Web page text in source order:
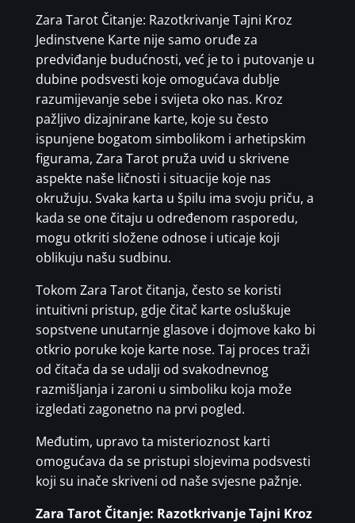
Zara Tarot Čitanje: Razotkrivanje Tajni Kroz
Jedinstvene Karte nije samo oruđe za
predviđanje budućnosti, već je to i putovanje u
dubine podsvesti koje omogućava dublje
razumijevanje sebe i svijeta oko nas. Kroz
pažljivo dizajnirane karte, koje su često
ispunjene bogatom simbolikom i arhetipskim
figurama, Zara Tarot pruža uvid u skrivene
aspekte naše ličnosti i situacije koje nas
okružuju. Svaka karta u špilu ima svoju priču, a
kada se one čitaju u određenom rasporedu,
mogu otkriti složene odnose i uticaje koji
oblikuju našu sudbinu.
Tokom Zara Tarot čitanja, često se koristi
intuitivni pristup, gdje čitač karte osluškuje
sopstvene unutarnje glasove i dojmove kako bi
otkrio poruke koje karte nose. Taj proces traži
od čitača da se udalji od svakodnevnog
razmišljanja i zaroni u simboliku koja može
izgledati zagonetno na prvi pogled.
Međutim, upravo ta misterioznost karti
omogućava da se pristupi slojevima podsvesti
koji su inače skriveni od naše svjesne pažnje.
Zara Tarot Čitanje: Razotkrivanje Tajni Kroz